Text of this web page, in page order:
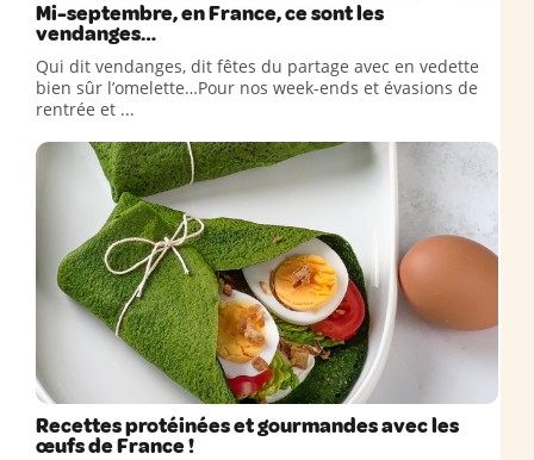
Mi-septembre, en France, ce sont les
vendanges…
Qui dit vendanges, dit fêtes du partage avec en vedette
bien sûr l’omelette…Pour nos week-ends et évasions de
rentrée et ...
Recettes protéinées et gourmandes avec les
œufs de France !